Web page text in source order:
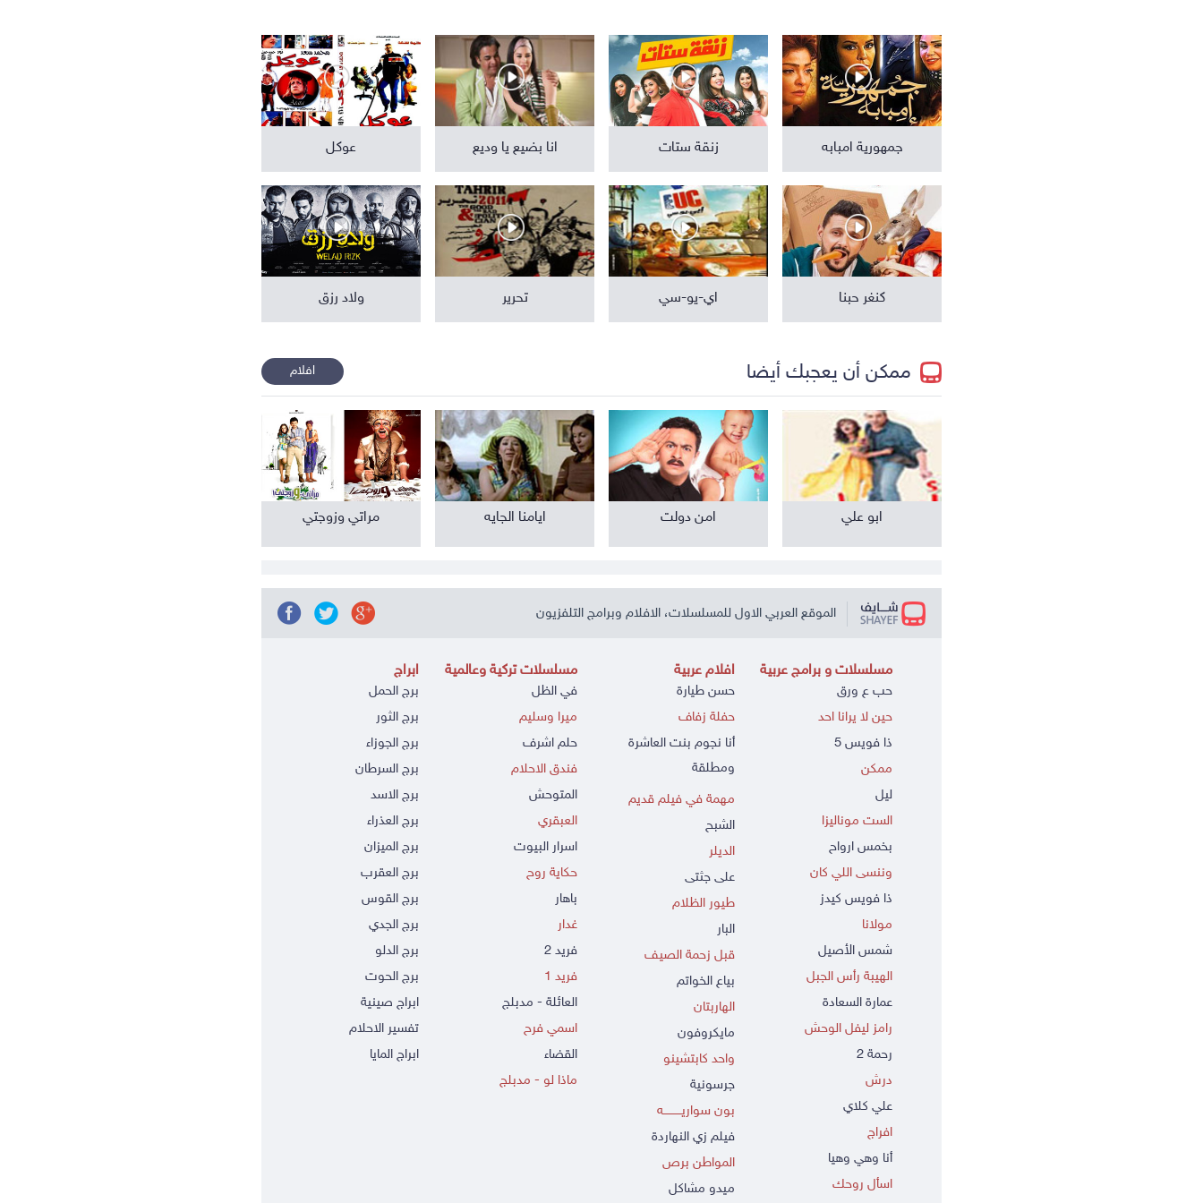
جمهورية امبابه زنقة ستات انا بضيع يا وديع عوكل
كنغر حبنا اي-يو-سي تحرير ولاد رزق
ممكن أن يعجبك أيضا افلام
ابو علي امن دولت ايامنا الجايه مراتي وزوجتي
الموقع العربي الاول للمسلسلات، الافلام وبرامج التلفزيون
مسلسلات و برامج عربية
حب ع ورق
حين لا يرانا احد
ذا فويس 5
ممكن
ليل
الست موناليزا
بخمس ارواح
وننسى اللي كان
ذا فويس كيدز
مولانا
شمس الأصيل
الهيبة رأس الجبل
عمارة السعادة
رامز ليفل الوحش
رحمة 2
درش
علي كلاي
افراج
أنا وهي وهيا
اسأل روحك
افلام عربية
حسن طيارة
حفلة زفاف
أنا نجوم بنت العاشرة
ومطلقة
مهمة في فيلم قديم
الشبح
الديلر
على جثتى
طيور الظلام
البار
قبل زحمة الصيف
بياع الخواتم
الهاربتان
مايكروفون
واحد كابتشينو
جرسونية
بون سواريــــــــــه
فيلم زي النهاردة
المواطن برص
ميدو مشاكل
مسلسلات تركية وعالمية
في الظل
ميرا وسليم
حلم اشرف
فندق الاحلام
المتوحش
العبقري
اسرار البيوت
حكاية روح
باهار
غدار
فريد 2
فريد 1
العائلة - مدبلج
اسمي فرح
القضاء
ماذا لو - مدبلج
ابراج
برج الحمل
برج الثور
برج الجوزاء
برج السرطان
برج الاسد
برج العذراء
برج الميزان
برج العقرب
برج القوس
برج الجدي
برج الدلو
برج الحوت
ابراج صينية
تفسير الاحلام
ابراج المايا